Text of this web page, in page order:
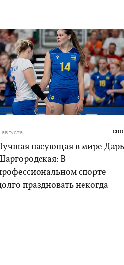
августа
пасующая в мире
В
спорте
праздновать некогда